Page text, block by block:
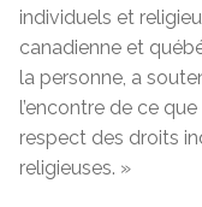
individuels et
canadienne et
la personne, a
l’encontre de ce
respect des droits
religieuses. »